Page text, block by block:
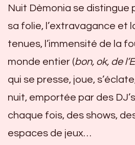
Nuit Dèmonia se distingue
sa folie, l’extravagance et
tenues, l’immensité de la
monde entier (bon, ok, de
qui se presse, joue,
nuit, emportée par des
chaque fois, des shows,
espaces de jeux…